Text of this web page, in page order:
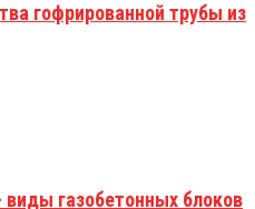
гофрированной трубы из
виды газобетонных блоков